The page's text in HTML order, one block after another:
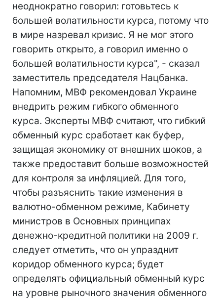
неоднократно говорил: готовьтесь к
большей волатильности курса, потому что
в мире назревал кризис. Я не мог этого
говорить открыто, а говорил именно о
большей волатильности курса", - сказал
заместитель председателя Нацбанка.
Напомним, МВФ рекомендовал Украине
внедрить режим гибкого обменного
курса. Эксперты МВФ считают, что гибкий
обменный курс сработает как буфер,
защищая экономику от внешних шоков, а
также предоставит больше возможностей
для контроля за инфляцией. Для того,
чтобы разъяснить такие изменения в
валютно-обменном режиме, Кабинету
министров в Основных принципах
денежно-кредитной политики на 2009 г.
следует отметить, что он упразднит
коридор обменного курса; будет
определять официальный обменный курс
на уровне рыночного значения обменного